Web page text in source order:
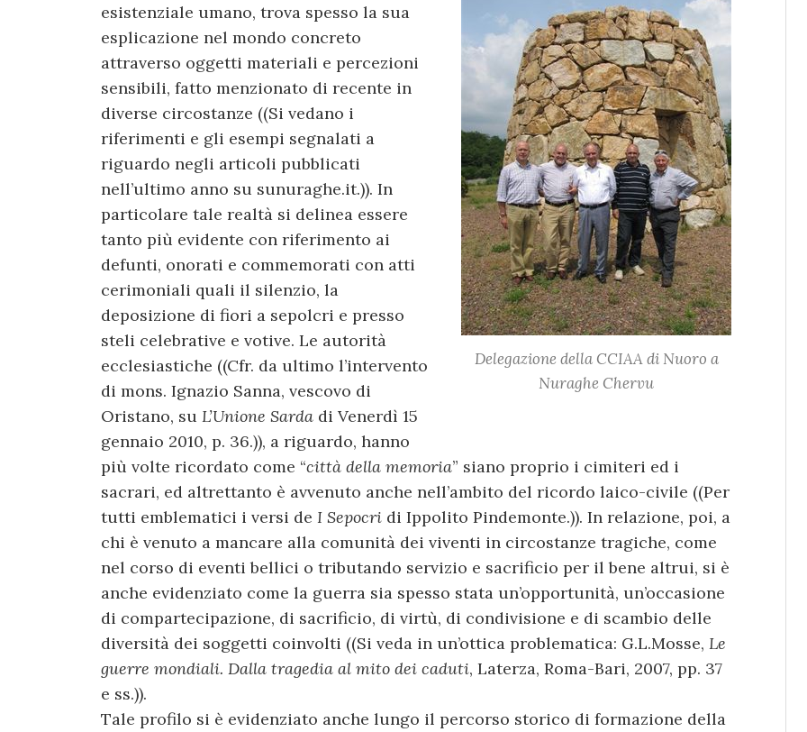
Delegazione della CCIAA di Nuoro a
Nuraghe Chervu
esistenziale umano, trova spesso la sua
esplicazione nel mondo concreto
attraverso oggetti materiali e percezioni
sensibili, fatto menzionato di recente in
diverse circostanze ((Si vedano i
riferimenti e gli esempi segnalati a
riguardo negli articoli pubblicati
nell’ultimo anno su sunuraghe.it.)). In
particolare tale realtà si delinea essere
tanto più evidente con riferimento ai
defunti, onorati e commemorati con atti
cerimoniali quali il silenzio, la
deposizione di fiori a sepolcri e presso
steli celebrative e votive. Le autorità
ecclesiastiche ((Cfr. da ultimo l’intervento
di mons. Ignazio Sanna, vescovo di
Oristano, su L’Unione Sarda di Venerdì 15
gennaio 2010, p. 36.)), a riguardo, hanno
più volte ricordato come “città della memoria” siano proprio i cimiteri ed i
sacrari, ed altrettanto è avvenuto anche nell’ambito del ricordo laico-civile ((Per
tutti emblematici i versi de I Sepocri di Ippolito Pindemonte.)). In relazione, poi, a
chi è venuto a mancare alla comunità dei viventi in circostanze tragiche, come
nel corso di eventi bellici o tributando servizio e sacrificio per il bene altrui, si è
anche evidenziato come la guerra sia spesso stata un’opportunità, un’occasione
di compartecipazione, di sacrificio, di virtù, di condivisione e di scambio delle
diversità dei soggetti coinvolti ((Si veda in un’ottica problematica: G.L.Mosse, Le
guerre mondiali. Dalla tragedia al mito dei caduti, Laterza, Roma-Bari, 2007, pp. 37
e ss.)).
Tale profilo si è evidenziato anche lungo il percorso storico di formazione della